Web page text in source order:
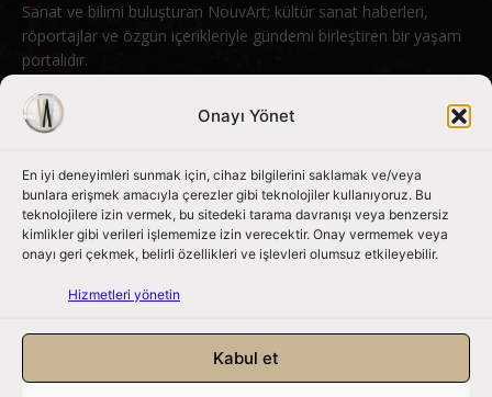
Onayı Yönet
En iyi deneyimleri sunmak için, cihaz bilgilerini saklamak ve/veya
bunlara erişmek amacıyla çerezler gibi teknolojiler kullanıyoruz. Bu
teknolojilere izin vermek, bu sitedeki tarama davranışı veya benzersiz
kimlikler gibi verileri işlememize izin verecektir. Onay vermemek veya
onayı geri çekmek, belirli özellikleri ve işlevleri olumsuz etkileyebilir.
Hizmetleri yönetin
Kabul et
Sanat ve bilimi buluşturan NouvArt; kültür sanat haberleri,
röportajlar ve özgün içerikleriyle gündemi birleştiren bir yaşam
portalıdır.
Bizimle iletişime geçin: info@nouvart.net
Bizi Takip Edin